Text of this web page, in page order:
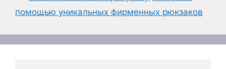
помощью уникальных фирменных рюкзаков